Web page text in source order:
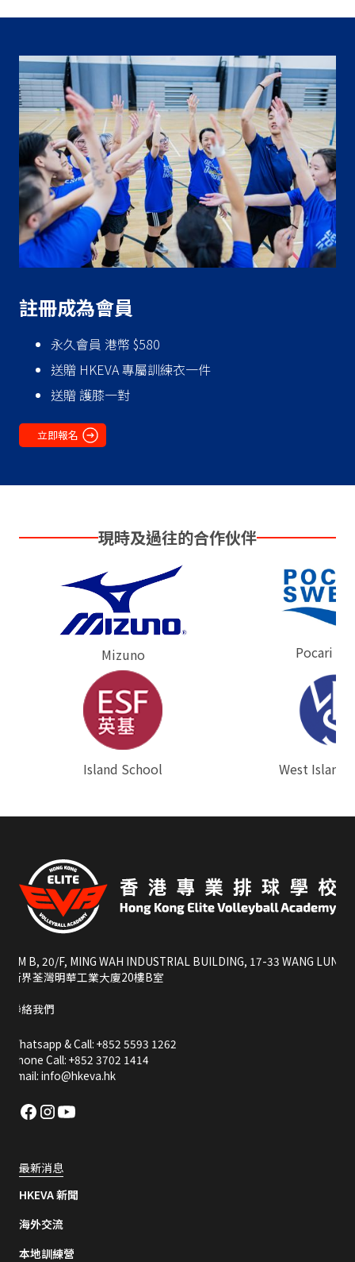
‍註冊成為會員
永久會員 港幣 $580
送贈 HKEVA 專屬訓練衣一件
送贈 護膝一對
立即報名
現時及過往的合作伙伴
Mizuno Pocari
⁠Island School West Island
RM B, 20/F, MING WAH INDUSTRIAL BUILDING, 17-33 WANG LUNG
新界荃灣明華工業大廈20樓B室
聯絡我們
Whatsapp & Call: +852 5593 1262
Phone Call: +852 3702 1414
Email: info@hkeva.hk
最新消息
HKEVA 新聞
海外交流
本地訓練營